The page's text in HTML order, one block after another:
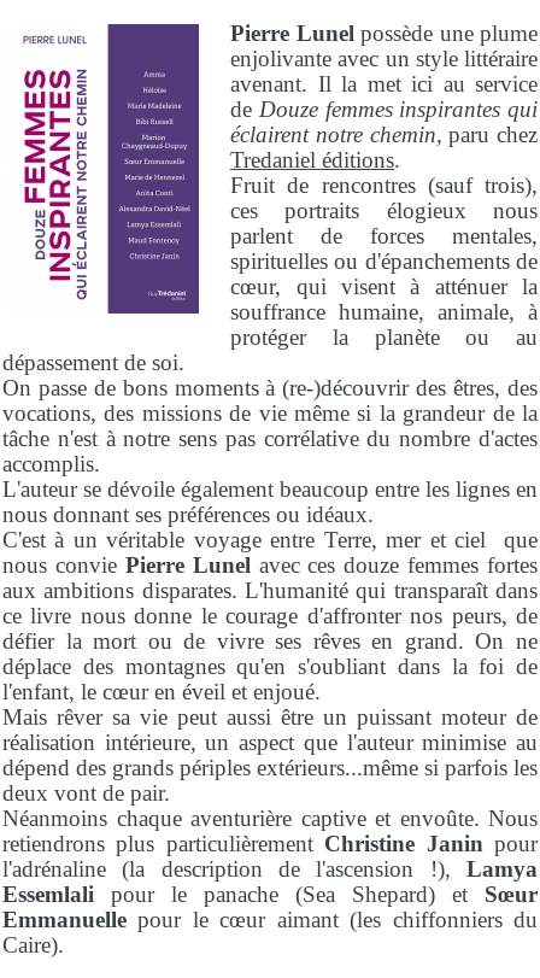
Pierre Lunel possède une plume
enjolivante avec un style littéraire
avenant. Il la met ici au service
de Douze femmes inspirantes qui
éclairent notre chemin, paru chez
Tredaniel éditions.
Fruit de rencontres (sauf trois),
ces portraits élogieux nous
parlent de forces mentales,
spirituelles ou d'épanchements de
cœur, qui visent à atténuer la
souffrance humaine, animale, à
protéger la planète ou au
dépassement de soi.
On passe de bons moments à (re-)découvrir des êtres, des
vocations, des missions de vie même si la grandeur de la
tâche n'est à notre sens pas corrélative du nombre d'actes
accomplis.
L'auteur se dévoile également beaucoup entre les lignes en
nous donnant ses préférences ou idéaux.
C'est à un véritable voyage entre Terre, mer et ciel que
nous conviePierre Lunel avec ces douze femmes fortes
aux ambitions disparates. L'humanité qui transparaît dans
ce livre nous donne le courage d'affronter nos peurs, de
défier la mort ou de vivre ses rêves en grand. On ne
déplace des montagnes qu'en s'oubliant dans la foi de
l'enfant, le cœur en éveil et enjoué.
Mais rêver sa vie peut aussi être un puissant moteur de
réalisation intérieure, un aspect que l'auteur minimise au
dépend des grands périples extérieurs...même si parfois les
deux vont de pair.
Néanmoins chaque aventurière captive et envoûte. Nous
retiendrons plus particulièrement Christine Janin pour
l'adrénaline (la description de l'ascension !), Lamya
Essemlali pour le panache (Sea Shepard) et Sœur
Emmanuelle pour le cœur aimant (les chiffonniers du
Caire).